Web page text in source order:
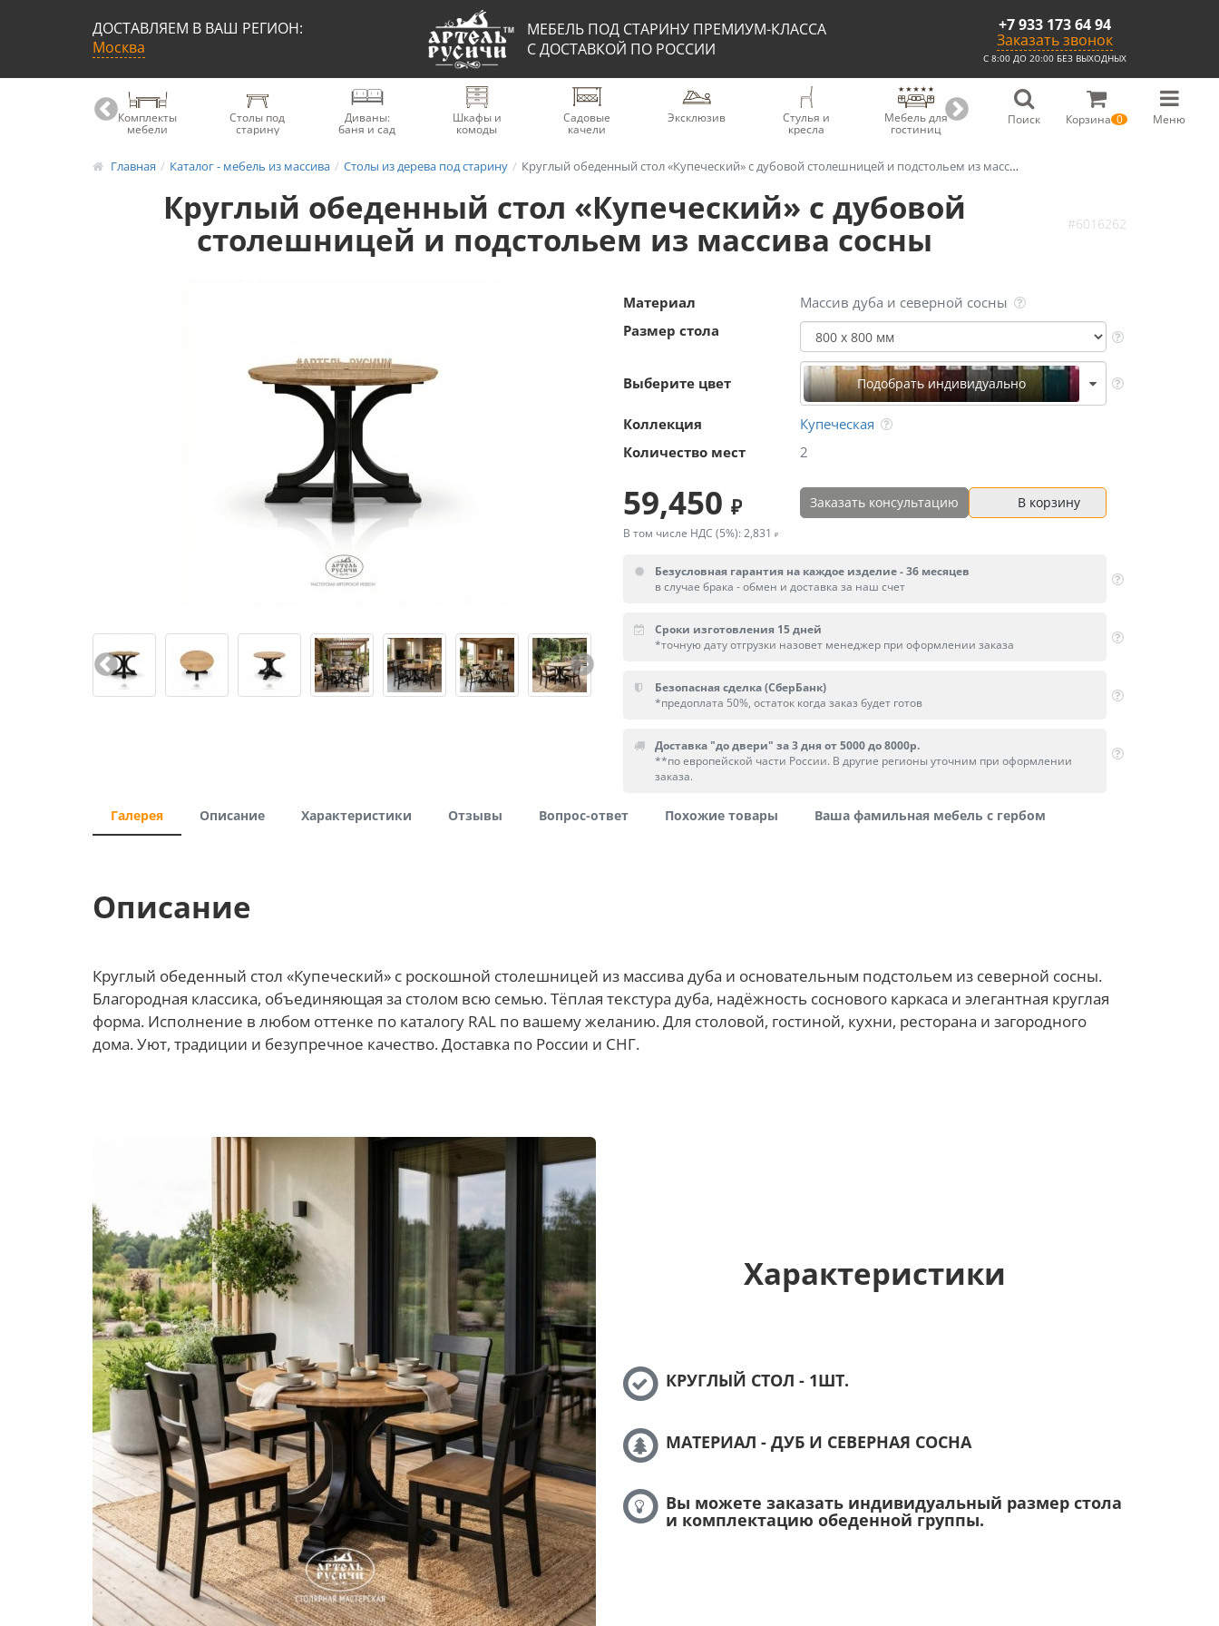
ДОСТАВЛЯЕМ В ВАШ РЕГИОН:
Москва
МЕБЕЛЬ ПОД СТАРИНУ ПРЕМИУМ-КЛАССА
С ДОСТАВКОЙ ПО РОССИИ
+7 933 173 64 94
Заказать звонок
С 8:00 ДО 20:00 БЕЗ ВЫХОДНЫХ
Комплекты
мебели
Столы под
старину
Диваны:
баня и сад
Шкафы и
комоды
Садовые
качели
Эксклюзив Стулья и
кресла
Мебель для
гостиниц
Мебель для Скамьи из
массива
Поиск Корзина 0 Меню
Главная Каталог - мебель из массива Столы из дерева под старину Круглый обеденный стол «Купеческий» с дубовой столешницей и подстольем из массива сосны
Круглый обеденный стол «Купеческий» с дубовой
столешницей и подстольем из массива сосны
#6016262
Материал
Массив дуба и северной сосны
Размер стола
Выберите цвет Подобрать индивидуально
Коллекция
Купеческая
Количество мест
2
59,450 Заказать консультацию В корзину
В том числе НДС (5%): 2,831
Безусловная гарантия на каждое изделие - 36 месяцев
в случае брака - обмен и доставка за наш счет
Сроки изготовления 15 дней
*точную дату отгрузки назовет менеджер при оформлении заказа
Безопасная сделка (СберБанк)
*предоплата 50%, остаток когда заказ будет готов
Доставка "до двери" за 3 дня от 5000 до 8000р.
**по европейской части России. В другие регионы уточним при оформлении
заказа.
Галерея Описание Характеристики Отзывы Вопрос-ответ Похожие товары Ваша фамильная мебель с гербом
Описание
Круглый обеденный стол «Купеческий» с роскошной столешницей из массива дуба и основательным подстольем из северной сосны.
Благородная классика, объединяющая за столом всю семью. Тёплая текстура дуба, надёжность соснового каркаса и элегантная круглая
форма. Исполнение в любом оттенке по каталогу RAL по вашему желанию. Для столовой, гостиной, кухни, ресторана и загородного
дома. Уют, традиции и безупречное качество. Доставка по России и СНГ.
Характеристики
КРУГЛЫЙ СТОЛ - 1ШТ.
МАТЕРИАЛ - ДУБ И СЕВЕРНАЯ СОСНА
Вы можете заказать индивидуальный размер стола
и комплектацию обеденной группы.